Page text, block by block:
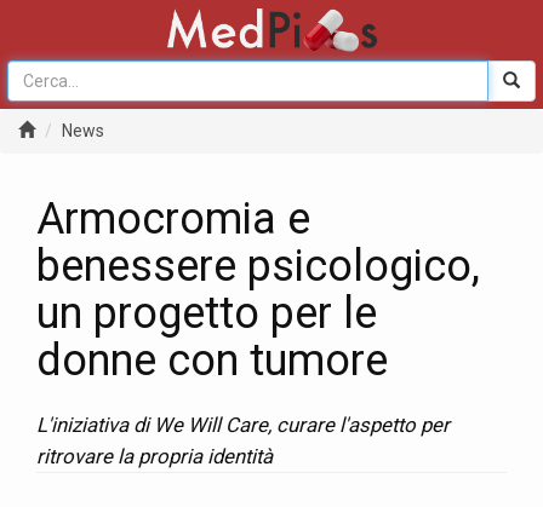
News
Armocromia e
benessere psicologico,
un progetto per le
donne con tumore
L'iniziativa di We Will Care, curare l'aspetto per
ritrovare la propria identità